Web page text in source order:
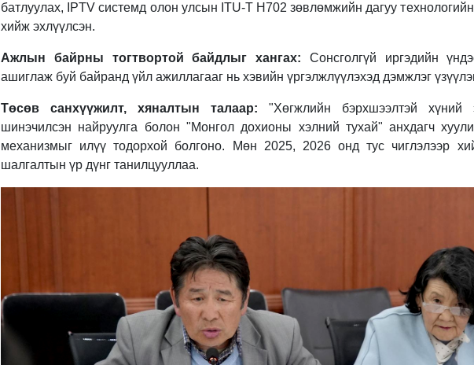
батлуулах, IPTV системд олон улсын ITU-T H702 зөвлөмжийн дагуу
хийж эхлүүлсэн.
Ажлын байрны тогтвортой байдлыг хангах: Сонсголгүй иргэдийн
ашиглаж буй байранд үйл ажиллагааг нь хэвийн үргэлжлүүлэхэд дэмжлэг
Төсөв санхүүжилт, хяналтын талаар: "Хөгжлийн бэрхшээлтэй хүний
шинэчилсэн найруулга болон "Монгол дохионы хэлний тухай" анхдагч
механизмыг илүү тодорхой болгоно. Мөн 2025, 2026 онд тус чиглэлээр
шалгалтын үр дүнг танилцууллаа.